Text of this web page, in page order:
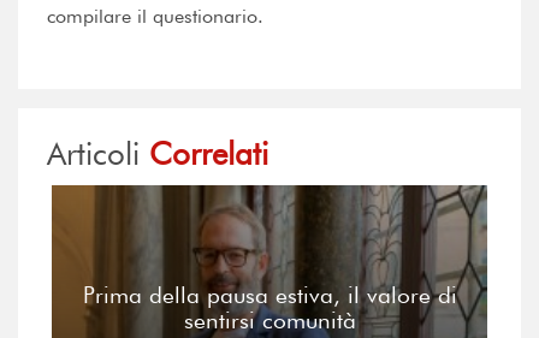
compilare il questionario.
Articoli Correlati
Prima della pausa estiva, il valore di
sentirsi comunità